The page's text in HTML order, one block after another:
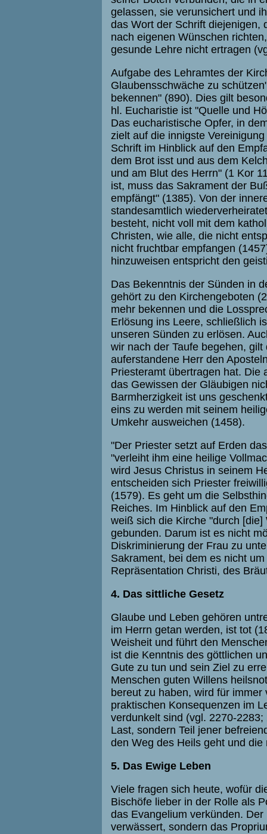
gelassen, sie verunsichert und
das Wort der Schrift diejenigen,
nach eigenen Wünschen
gesunde Lehre nicht ertragen
Aufgabe des Lehramtes der
Glaubensschwäche zu
bekennen" (890). Dies gilt
hl. Eucharistie ist "Quelle und
Das eucharistische Opfer, in
zielt auf die innigste
Schrift im Hinblick auf den
dem Brot isst und aus dem
und am Blut des Herrn" (1 Kor
ist, muss das Sakrament der
empfängt" (1385). Von der
standesamtlich
besteht, nicht voll mit dem
Christen, wie alle, die nicht
nicht fruchtbar empfangen
hinzuweisen entspricht den
Das Bekenntnis der Sünden in
gehört zu den Kirchengeboten
mehr bekennen und die
Erlösung ins Leere, schließlich
unseren Sünden zu erlösen.
wir nach der Taufe begehen,
auferstandene Herr den
Priesteramt übertragen hat. Die
das Gewissen der Gläubigen
Barmherzigkeit ist uns
eins zu werden mit seinem
Umkehr ausweichen (1458).
"Der Priester setzt auf Erden
"verleiht ihm eine heilige
wird Jesus Christus in seinem
entscheiden sich Priester
(1579). Es geht um die
Reiches. Im Hinblick auf den
weiß sich die Kirche "durch
gebunden. Darum ist es nicht
Diskriminierung der Frau zu
Sakrament, bei dem es nicht
Repräsentation Christi, des
4. Das sittliche Gesetz
Glaube und Leben gehören
im Herrn getan werden, ist tot
Weisheit und führt den
ist die Kenntnis des göttlichen
Gute zu tun und sein Ziel zu
Menschen guten Willens
bereut zu haben, wird für
praktischen Konsequenzen im
verdunkelt sind (vgl. 2270-
Last, sondern Teil jener
den Weg des Heils geht und
5. Das Ewige Leben
Viele fragen sich heute, wofür
Bischöfe lieber in der Rolle als
das Evangelium verkünden.
verwässert, sondern das